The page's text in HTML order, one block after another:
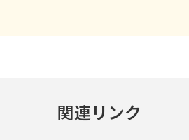
関連リンク